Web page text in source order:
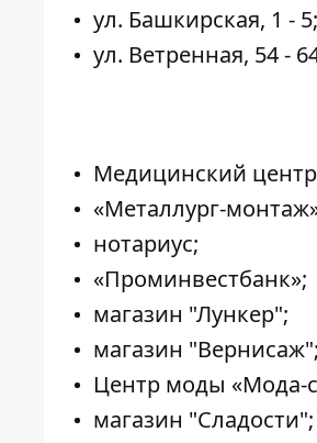
ул. Башкирская, 1 - 5;
ул. Ветренная, 54 -
Медицинский
«Металлург-
нотариус;
«Проминвестбанк»;
магазин "Лункер";
магазин "Вернисаж";
Центр моды «Мода-
магазин "Сладости";